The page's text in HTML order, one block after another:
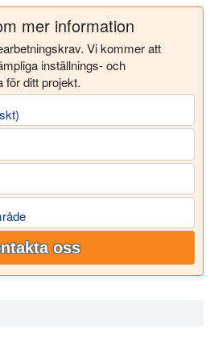
mer information
Vi kommer att
inställnings- och
för ditt projekt.
oss